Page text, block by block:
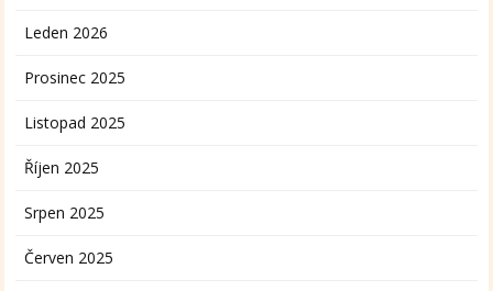
Leden 2026
Prosinec 2025
Listopad 2025
Říjen 2025
Srpen 2025
Červen 2025